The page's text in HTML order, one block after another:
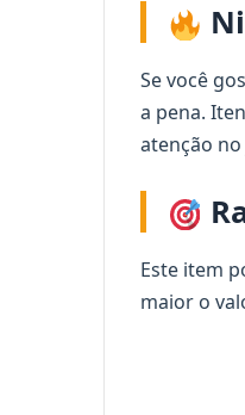
Se você
a pena.
atenção
Este item
maior o